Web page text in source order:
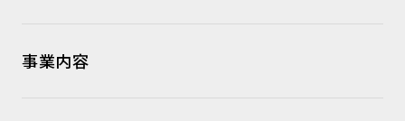
事業内容